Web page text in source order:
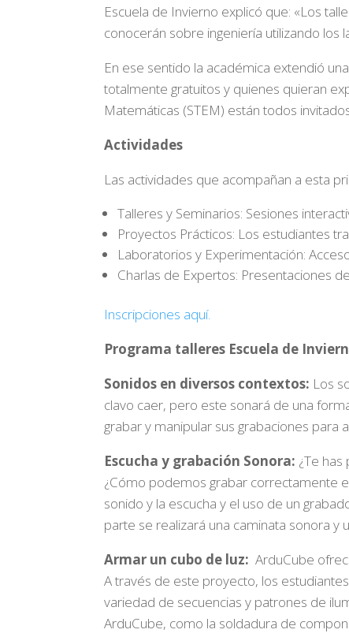
Escuela de Invierno explicó que: «Los
conocerán sobre ingeniería utilizando los
En ese sentido la académica extendió
totalmente gratuitos y quienes quieran
Matemáticas (STEM) están todos
Actividades
Las actividades que acompañan a esta
Talleres y Seminarios: Sesiones
Proyectos Prácticos: Los estudiantes
Laboratorios y Experimentación:
Charlas de Expertos: Presentaciones
Inscripciones aquí.
Programa talleres Escuela de
Sonidos en diversos contextos: Los
clavo caer, pero este sonará de una
grabar y manipular sus grabaciones para
Escucha y grabación Sonora: ¿Te
¿Cómo podemos grabar correctamente
sonido y la escucha y el uso de un
parte se realizará una caminata sonora
Armar un cubo de luz: ArduCube
A través de este proyecto, los
variedad de secuencias y patrones de
ArduCube, como la soldadura de